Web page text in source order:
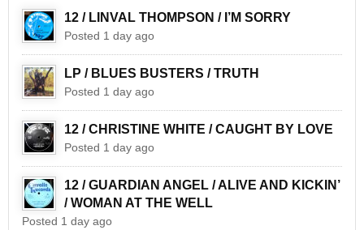
12 / LINVAL THOMPSON / I’M SORRY
Posted 1 day ago
LP / BLUES BUSTERS / TRUTH
Posted 1 day ago
12 / CHRISTINE WHITE / CAUGHT BY LOVE
Posted 1 day ago
12 / GUARDIAN ANGEL / ALIVE AND KICKIN’
/ WOMAN AT THE WELL
Posted 1 day ago